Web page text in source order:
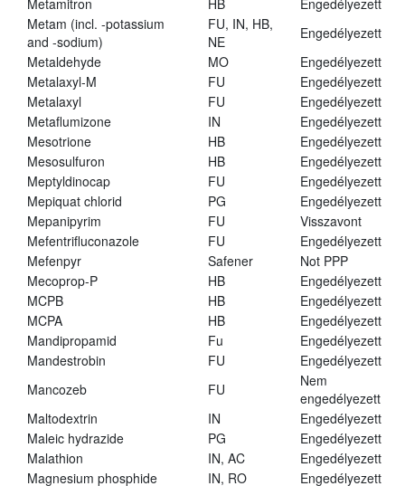
Metamitron
HB
Engedélyezett
Metam (incl. -potassium
and -sodium)
FU, IN, HB,
NE
Engedélyezett
Metaldehyde
MO
Engedélyezett
Metalaxyl-M
FU
Engedélyezett
Metalaxyl
FU
Engedélyezett
Metaflumizone
IN
Engedélyezett
Mesotrione
HB
Engedélyezett
Mesosulfuron
HB
Engedélyezett
Meptyldinocap
FU
Engedélyezett
Mepiquat chlorid
PG
Engedélyezett
Mepanipyrim
FU
Visszavont
Mefentrifluconazole
FU
Engedélyezett
Mefenpyr
Safener
Not PPP
Mecoprop-P
HB
Engedélyezett
MCPB
HB
Engedélyezett
MCPA
HB
Engedélyezett
Mandipropamid
Fu
Engedélyezett
Mandestrobin
FU
Engedélyezett
Mancozeb
FU
Nem
engedélyezett
Maltodextrin
IN
Engedélyezett
Maleic hydrazide
PG
Engedélyezett
Malathion
IN, AC
Engedélyezett
Magnesium phosphide
IN, RO
Engedélyezett